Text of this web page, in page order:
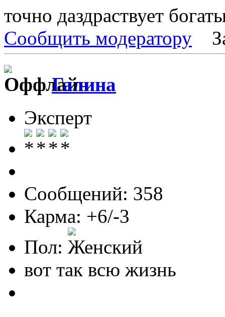
точно даздраствует
Сообщить модератору
Галина
Эксперт
Сообщений: 358
Карма: +6/-3
Пол:
вот так всю жизнь